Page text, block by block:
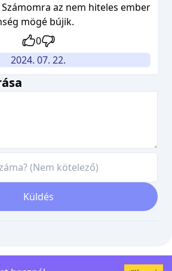
Küldés
az nem hiteles ember
mögé bújik.
0
2024. 07. 22.